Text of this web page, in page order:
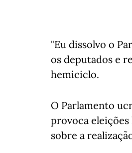
"Eu dissolvo o
os deputados e
hemiciclo.
O Parlamento
provoca eleições
sobre a